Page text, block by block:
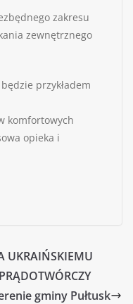
zakresu
zewnętrznego
przykładem
komfortowych
opieka i
UKRAIŃSKIEMU
gminy Pułtusk